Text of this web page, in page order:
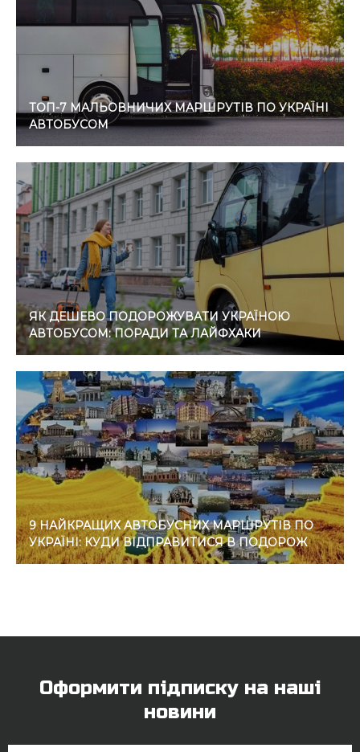
ТОП-7 МАЛЬОВНИЧИХ МАРШРУТІВ ПО УКРАЇНІ
АВТОБУСОМ
ЯК ДЕШЕВО ПОДОРОЖУВАТИ УКРАЇНОЮ
АВТОБУСОМ: ПОРАДИ ТА ЛАЙФХАКИ
9 НАЙКРАЩИХ АВТОБУСНИХ МАРШРУТІВ ПО
УКРАЇНІ: КУДИ ВІДПРАВИТИСЯ В ПОДОРОЖ
Оформити підписку на наші
новини